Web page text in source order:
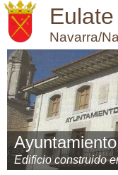
Eulate
Navarra/
Edificio construido